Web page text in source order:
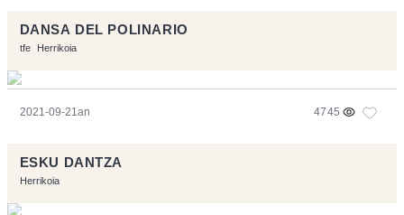
DANSA DEL POLINARIO
tfe Herrikoia
2021-09-21an 4745
ESKU DANTZA
Herrikoia